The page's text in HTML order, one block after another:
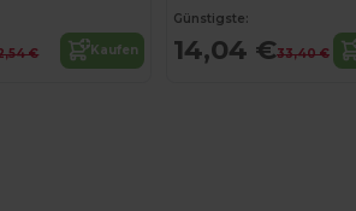
€ Kaufen
Günstigste:
14,04 €33,40 €